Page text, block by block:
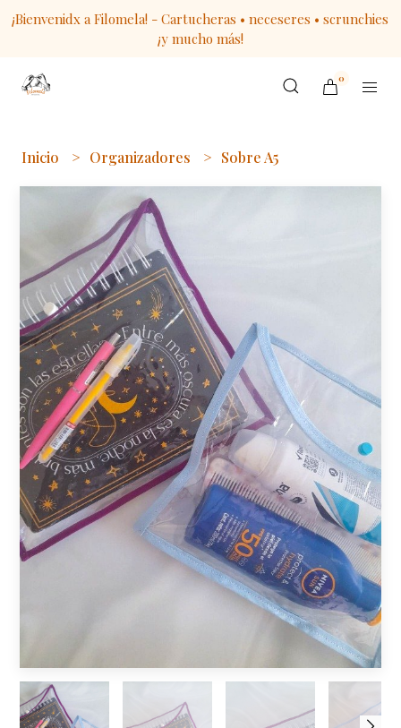
¡Bienvenidx a Filomela! - Cartucheras • neceseres • scrunchies
¡y mucho más!
0
Inicio Organizadores Sobre A5